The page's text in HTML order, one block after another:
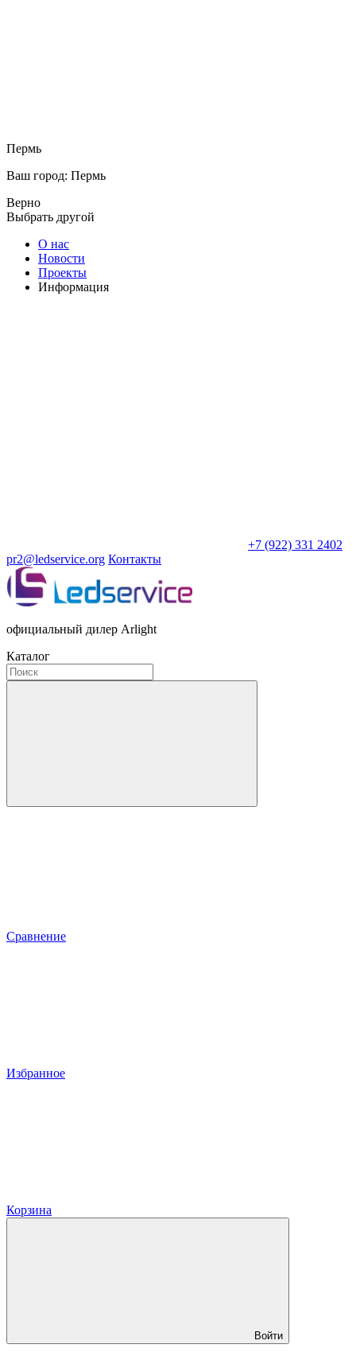
Пермь
Ваш город: Пермь
Верно
Выбрать другой
О нас
Новости
Проекты
Информация
+7 (922) 331 2402
pr2@ledservice.org Контакты
официальный дилер Arlight
Каталог
Сравнение
Избранное
Корзина
Войти